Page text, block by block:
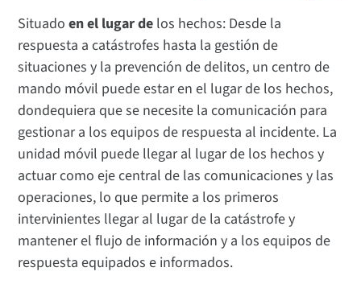
Situadoen el lugar de los hechos: Desde la
respuesta a catástrofes hasta la gestión de
situaciones y la prevención de delitos, un centro de
mando móvil puede estar en el lugar de los hechos,
dondequiera que se necesite la comunicación para
gestionar a los equipos de respuesta al incidente. La
unidad móvil puede llegar al lugar de los hechos y
actuar como eje central de las comunicaciones y las
operaciones, lo que permite a los primeros
intervinientes llegar al lugar de la catástrofe y
mantener el flujo de información y a los equipos de
respuesta equipados e informados.